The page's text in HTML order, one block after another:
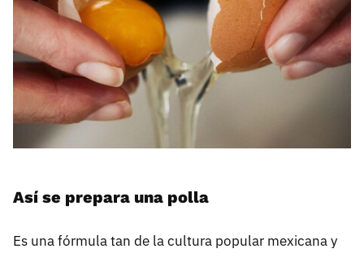
Así se prepara una polla
Es una fórmula tan de la cultura popular mexicana y